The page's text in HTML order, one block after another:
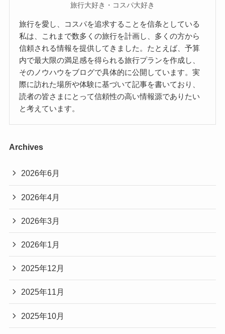
旅行大好き・コスパ大好き
旅行を愛し、コスパを追求することを信条としている
私は、これまで数多くの旅行を計画し、多くの方から
信頼される情報を提供してきました。たとえば、予算
内で最大限の満足感を得られる旅行プランを作成し、
そのノウハウをブログで具体的に公開しています。実
際に訪れた場所や体験に基づいて記事を書いており、
読者の皆さまにとって信頼性の高い情報源でありたい
と考えています。
Archives
2026年6月
2026年4月
2026年3月
2026年1月
2025年12月
2025年11月
2025年10月